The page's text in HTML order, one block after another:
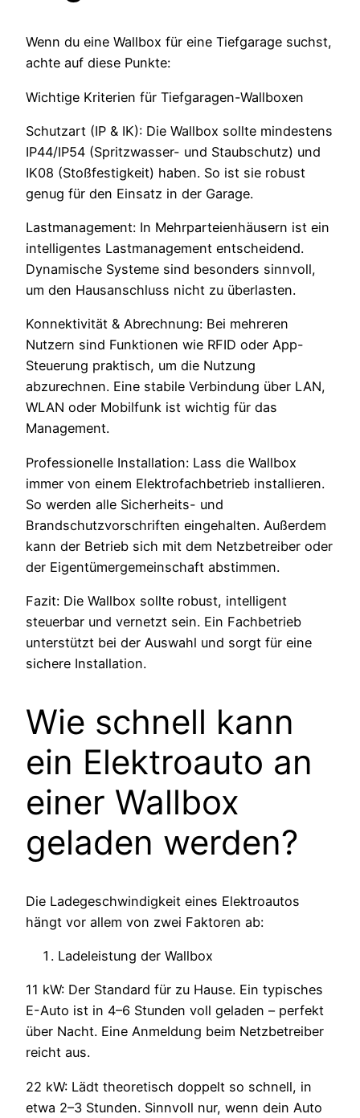
Wenn du eine Wallbox für eine Tiefgarage suchst,
achte auf diese Punkte:
Wichtige Kriterien für Tiefgaragen-Wallboxen
Schutzart (IP & IK): Die Wallbox sollte mindestens
IP44/IP54 (Spritzwasser- und Staubschutz) und
IK08 (Stoßfestigkeit) haben. So ist sie robust
genug für den Einsatz in der Garage.
Lastmanagement: In Mehrparteienhäusern ist ein
intelligentes Lastmanagement entscheidend.
Dynamische Systeme sind besonders sinnvoll,
um den Hausanschluss nicht zu überlasten.
Konnektivität & Abrechnung: Bei mehreren
Nutzern sind Funktionen wie RFID oder App-
Steuerung praktisch, um die Nutzung
abzurechnen. Eine stabile Verbindung über LAN,
WLAN oder Mobilfunk ist wichtig für das
Management.
Professionelle Installation: Lass die Wallbox
immer von einem Elektrofachbetrieb installieren.
So werden alle Sicherheits- und
Brandschutzvorschriften eingehalten. Außerdem
kann der Betrieb sich mit dem Netzbetreiber oder
der Eigentümergemeinschaft abstimmen.
Fazit: Die Wallbox sollte robust, intelligent
steuerbar und vernetzt sein. Ein Fachbetrieb
unterstützt bei der Auswahl und sorgt für eine
sichere Installation.
Wie schnell kann
ein Elektroauto an
einer Wallbox
geladen werden?
Die Ladegeschwindigkeit eines Elektroautos
hängt vor allem von zwei Faktoren ab:
Ladeleistung der Wallbox
11 kW: Der Standard für zu Hause. Ein typisches
E-Auto ist in 4–6 Stunden voll geladen – perfekt
über Nacht. Eine Anmeldung beim Netzbetreiber
reicht aus.
22 kW: Lädt theoretisch doppelt so schnell, in
etwa 2–3 Stunden. Sinnvoll nur, wenn dein Auto